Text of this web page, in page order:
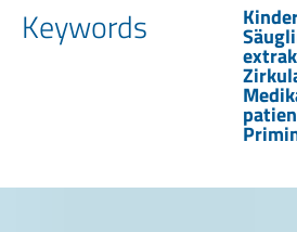
Keywords